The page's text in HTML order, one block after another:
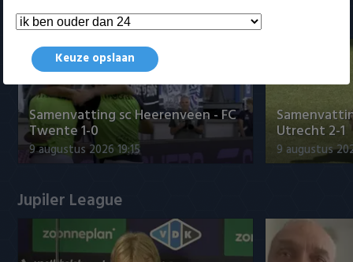
Samenvattingen Eredivisie
Samenvatting sc Heerenveen - FC
Twente 1-0
9 augustus 2026 19:15
Utrecht 2-1
9 augustus
Jupiler League
Keuze opslaan